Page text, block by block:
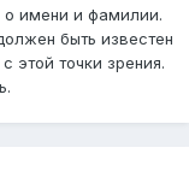
о имени и фамилии.
быть известен
этой точки зрения.